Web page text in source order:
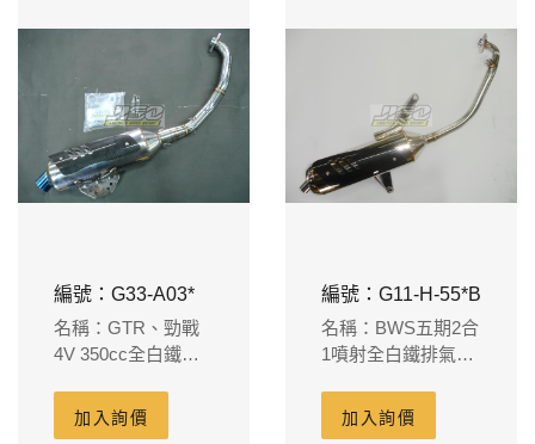
編號：G33-A03*
名稱：GTR、勁戰
4V 350cc全白鐵排
125m/m-藍鈦尾飾管
(法蘭頭外徑38m/m
加入詢價
編號：G11-H-55*B
名稱：BWS五期2合
1噴射全白鐵排氣管
廠-150cc
加入詢價